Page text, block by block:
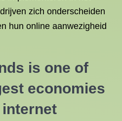
zich onderscheiden
hun online aanwezigheid
is one of
economies